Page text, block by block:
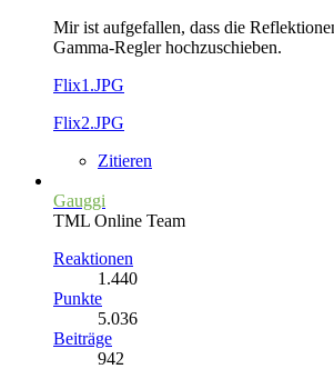
Mir ist aufgefallen, dass die
Gamma-Regler hochzuschieben.
Flix1.JPG
Flix2.JPG
Zitieren
Gauggi
TML Online Team
Reaktionen
1.440
Punkte
5.036
Beiträge
942